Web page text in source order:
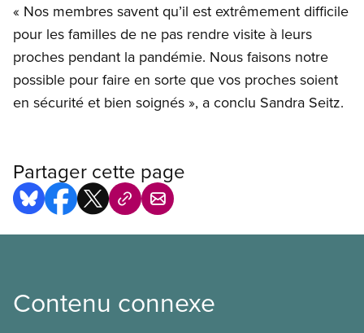
« Nos membres savent qu’il est extrêmement difficile
pour les familles de ne pas rendre visite à leurs
proches pendant la pandémie. Nous faisons notre
possible pour faire en sorte que vos proches soient
en sécurité et bien soignés », a conclu Sandra Seitz.
Partager cette page
Contenu connexe